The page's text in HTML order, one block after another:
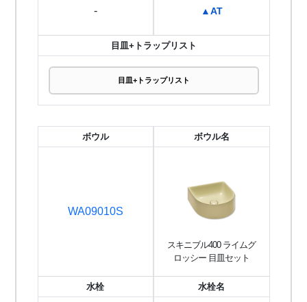
- ▲AT
目皿+トラップリスト
目皿+トラップリスト
ボウル
WA09010S
ボウル名
スキニブル400 ライムグ
ロッシー 目皿セット
水栓 水栓名